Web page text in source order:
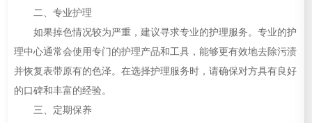
二、专业护理
如果掉色情况较为严重，建议寻求专业的护理服务。专业的护
理中心通常会使用专门的护理产品和工具，能够更有效地去除污渍
并恢复表带原有的色泽。在选择护理服务时，请确保对方具有良好
的口碑和丰富的经验。
三、定期保养